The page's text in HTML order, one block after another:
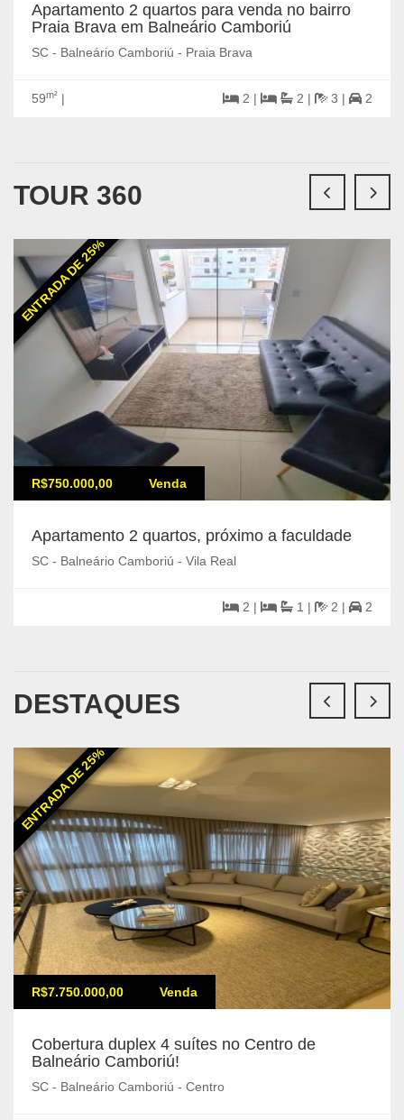
Apartamento 2 quartos para venda no bairro
Praia Brava em Balneário Camboriú
SC - Balneário Camboriú - Praia Brava
59m² | 2 | 2 | 3 | 2
TOUR 360
ENTRADA DE 25%
R$750.000,00 Venda
Apartamento 2 quartos, próximo a faculdade
SC - Balneário Camboriú - Vila Real
2 | 1 | 2 | 2
DESTAQUES
ENTRADA DE 25%
R$7.750.000,00 Venda
Cobertura duplex 4 suítes no Centro de
Balneário Camboriú!
SC - Balneário Camboriú - Centro